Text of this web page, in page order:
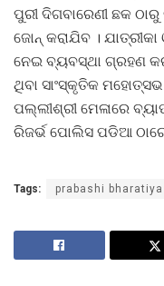
ପୁରୀ ଦିଗବାରେଣୀ ଛକ
ଜୋନ୍ କରାଯିବ । ଯାତ୍ରୀକା
ନେଇ ବ୍ୟବସ୍ଥା ଗ୍ରହଣ
ଥିବା ସାଂସ୍କୃତିକ
ପଲ୍ଲୀଶ୍ରୀ ମେଳାରେ
ରିଜର୍ଭ ପୋଲିସ ପଡିଆ
Tags: prabashi